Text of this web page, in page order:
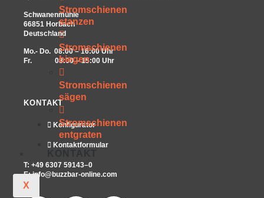
Stromschienen
stanzen
Stromschienen
biegen
Stromschienen
sägen
Stromschienen
entgraten
X
Schwanenmühle
66851 Horbach
Deutschland
Mo.- Do. 08:00 – 16:00 Uhr
Fr. 08:00 – 15:00 Uhr
KONTAKT
Konfigurator
Kontaktformular
T: +49 6307 59143–0
E:info@buzzbar-online.com